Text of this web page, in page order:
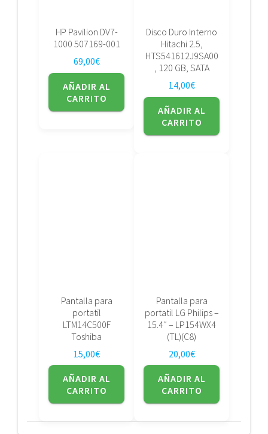
HP Pavilion DV7-
1000 507169-001
69,00€
AÑADIR AL
CARRITO
Disco Duro Interno
Hitachi 2.5,
HTS541612J9SA00
, 120 GB, SATA
14,00€
AÑADIR AL
CARRITO
Pantalla para
portatil
LTM14C500F
Toshiba
15,00€
AÑADIR AL
CARRITO
Pantalla para
portatil LG Philips –
15.4″ – LP154WX4
(TL)(C8)
20,00€
AÑADIR AL
CARRITO